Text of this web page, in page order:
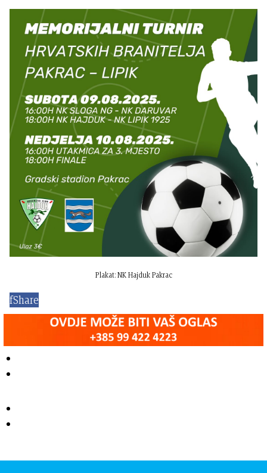
Plakat: NK Hajduk Pakrac
fShare